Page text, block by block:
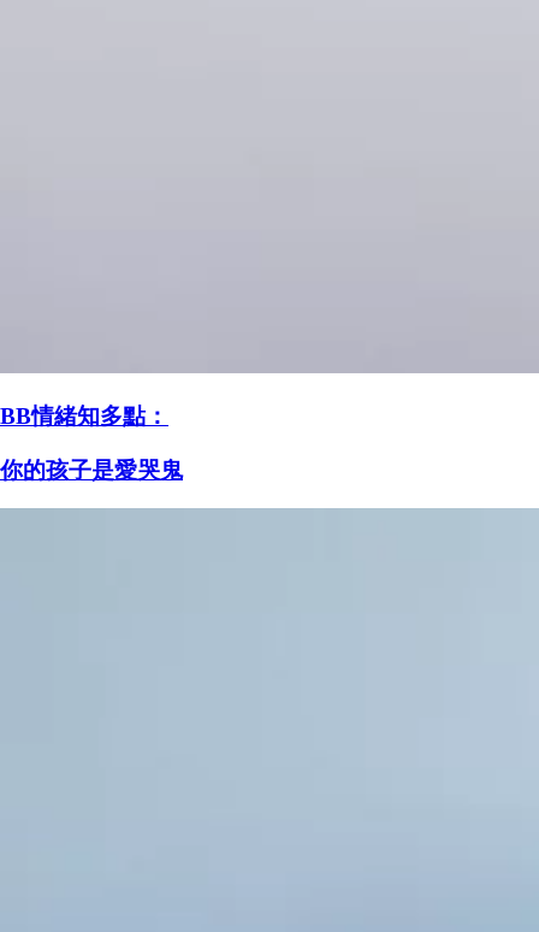
BB情緒知多點：
你的孩子是愛哭鬼